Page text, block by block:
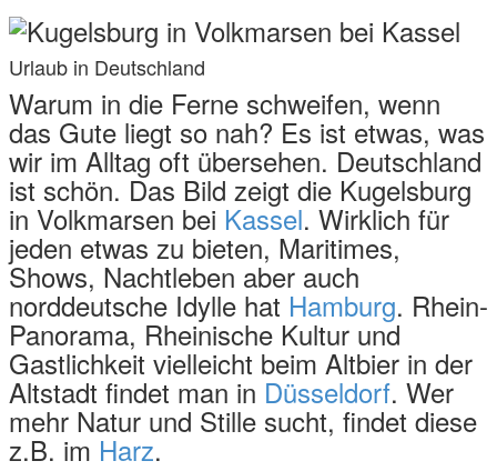
Urlaub in Deutschland
Warum in die Ferne schweifen, wenn
das Gute liegt so nah? Es ist etwas, was
wir im Alltag oft übersehen. Deutschland
ist schön. Das Bild zeigt die Kugelsburg
in Volkmarsen bei Kassel. Wirklich für
jeden etwas zu bieten, Maritimes,
Shows, Nachtleben aber auch
norddeutsche Idylle hat Hamburg. Rhein-
Panorama, Rheinische Kultur und
Gastlichkeit vielleicht beim Altbier in der
Altstadt findet man in Düsseldorf. Wer
mehr Natur und Stille sucht, findet diese
z.B. im Harz.